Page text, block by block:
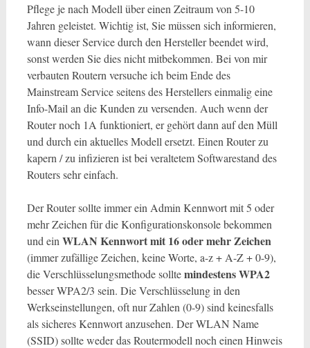
Pflege je nach Modell über einen Zeitraum von 5-10
Jahren geleistet. Wichtig ist, Sie müssen sich informieren,
wann dieser Service durch den Hersteller beendet wird,
sonst werden Sie dies nicht mitbekommen. Bei von mir
verbauten Routern versuche ich beim Ende des
Mainstream Service seitens des Herstellers einmalig eine
Info-Mail an die Kunden zu versenden. Auch wenn der
Router noch 1A funktioniert, er gehört dann auf den Müll
und durch ein aktuelles Modell ersetzt. Einen Router zu
kapern / zu infizieren ist bei veraltetem Softwarestand des
Routers sehr einfach.
Der Router sollte immer ein Admin Kennwort mit 5 oder
mehr Zeichen für die Konfigurationskonsole bekommen
und ein WLAN Kennwort mit 16 oder mehr Zeichen
(immer zufällige Zeichen, keine Worte, a-z + A-Z + 0-9),
die Verschlüsselungsmethode solltemindestens WPA2
besser WPA2/3 sein. Die Verschlüsselung in den
Werkseinstellungen, oft nur Zahlen (0-9) sind keinesfalls
als sicheres Kennwort anzusehen. Der WLAN Name
(SSID) sollte weder das Routermodell noch einen Hinweis